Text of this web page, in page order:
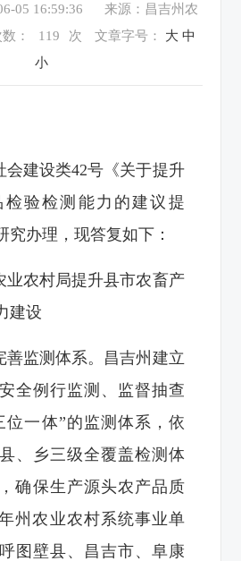
05 16:59:36
来源：昌吉州农
： 119 次 文章字号： 大 中
小
会建设类42号《关于提升
验检测能力的建议提
究办理，现答复如下：
业农村局提升县市农畜产
建设
善监测体系。昌吉州建立
全例行监测、监督抽查
位一体”的监测体系，依
、乡三级全覆盖检测体
确保生产源头农产品质
州农业农村系统事业单
图壁县、昌吉市、阜康